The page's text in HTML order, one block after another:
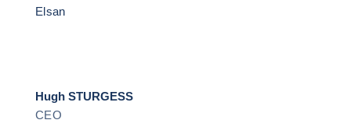
Elsan
Hugh STURGESS
CEO